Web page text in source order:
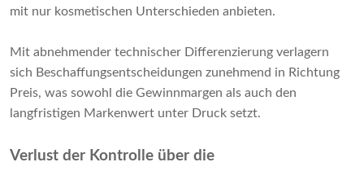
mit nur kosmetischen Unterschieden anbieten.
Mit abnehmender technischer Differenzierung verlagern
sich Beschaffungsentscheidungen zunehmend in Richtung
Preis, was sowohl die Gewinnmargen als auch den
langfristigen Markenwert unter Druck setzt.
Verlust der Kontrolle über die